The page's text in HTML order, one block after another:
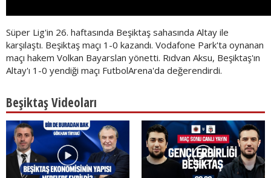
Süper Lig'in 26. haftasında Beşiktaş sahasında Altay ile
karşılaştı. Beşiktaş maçı 1-0 kazandı. Vodafone Park'ta oynanan
maçı hakem Volkan Bayarslan yönetti. Rıdvan Aksu, Beşiktaş'ın
Altay'ı 1-0 yendiği maçı FutbolArena'da değerendirdi.
Beşiktaş Videoları